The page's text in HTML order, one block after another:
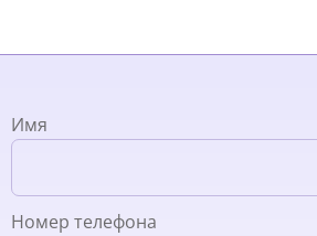
Имя
Номер телефона